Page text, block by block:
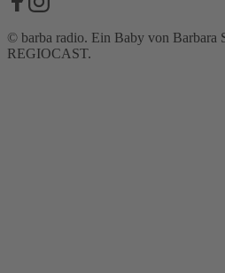
© barba radio. Ein Baby von Barbara
REGIOCAST.